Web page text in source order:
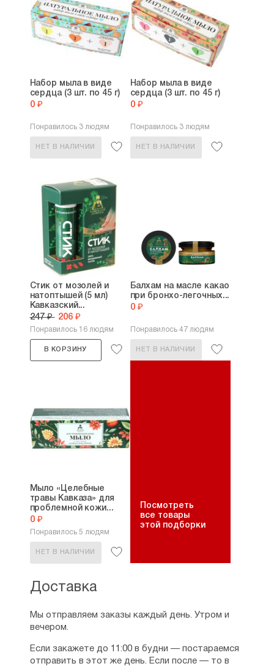
Набор мыла в виде
сердца (3 шт. по 45 г)
0 ₽
Понравилось 3 людям
НЕТ В НАЛИЧИИ
Набор мыла в виде
сердца (3 шт. по 45 г)
0 ₽
Понравилось 3 людям
НЕТ В НАЛИЧИИ
Стик от мозолей и
натоптышей (5 мл)
Кавказский...
247 ₽ 206 ₽
Понравилось 16 людям
В КОРЗИНУ
Балхам на масле какао
при бронхо-легочных...
0 ₽
Понравилось 47 людям
НЕТ В НАЛИЧИИ
Мыло «Целебные
травы Кавказа» для
проблемной кожи...
0 ₽
Понравилось 5 людям
НЕТ В НАЛИЧИИ
Посмотреть
все товары
этой подборки
Доставка
Мы отправляем заказы каждый день. Утром и
вечером.
Если закажете до 11:00 в будни — постараемся
отправить в этот же день. Если после — то в